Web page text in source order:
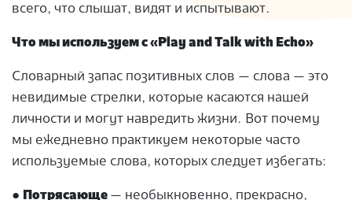
всего, что слышат, видят и испытывают.
Что мы используем с «Play and Talk with Echo»
Словарный запас позитивных слов — слова — это
невидимые стрелки, которые касаются нашей
личности и могут навредить жизни. Вот почему
мы ежедневно практикуем некоторые часто
используемые слова, которых следует избегать:
● Потрясающе — необыкновенно, прекрасно,